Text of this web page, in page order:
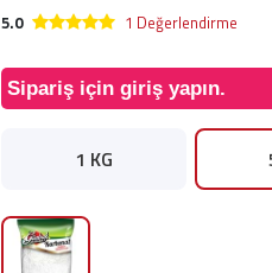
5.0 1 Değerlendirme
Sipariş için giriş yapın.
1 KG